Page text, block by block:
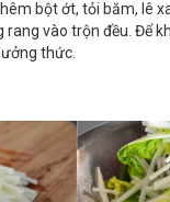
bột ớt, tỏi băm, lê
rang vào trộn đều. Để
thức.